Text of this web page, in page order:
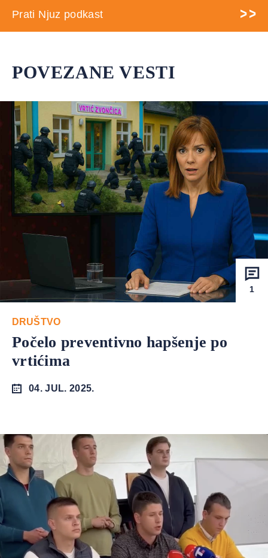
Prati Njuz podkast
POVEZANE VESTI
1
DRUŠTVO
Počelo preventivno hapšenje po
vrtićima
04. JUL. 2025.